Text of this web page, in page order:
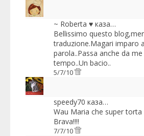
~ Roberta ♥ каза…
Bellissimo questo
traduzione.Magari imparo
parola..Passa anche da
tempo..Un bacio..
5/7/10
speedy70 каза…
Wau Maria che super torta
Brava!!!!
7/7/10